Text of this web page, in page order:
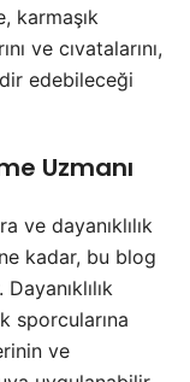
karmaşık
ve cıvatalarını,
edebileceği
Uzmanı
ve dayanıklılık
kadar, bu blog
sporcularına
ve